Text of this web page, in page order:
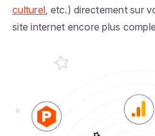
culturel, etc.) directement sur
site internet encore plus